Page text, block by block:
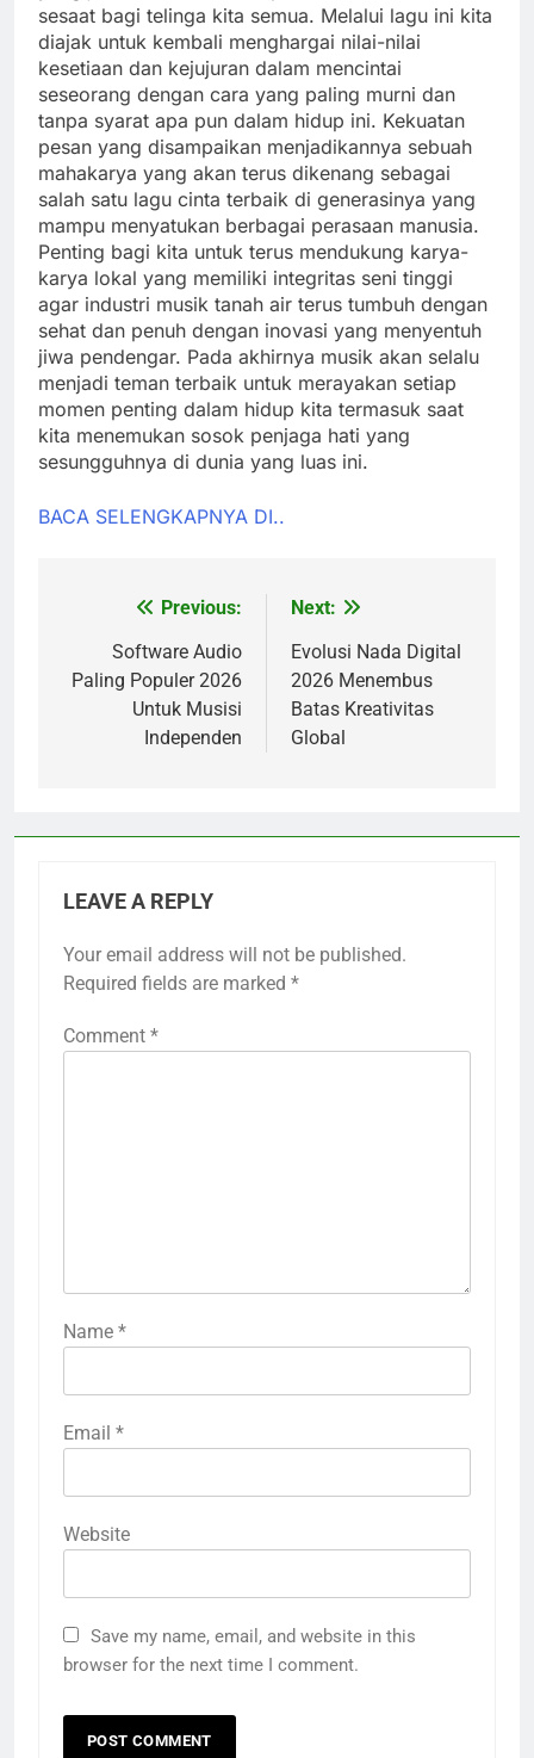
sesaat bagi telinga kita semua. Melalui lagu ini kita
diajak untuk kembali menghargai nilai-nilai
kesetiaan dan kejujuran dalam mencintai
seseorang dengan cara yang paling murni dan
tanpa syarat apa pun dalam hidup ini. Kekuatan
pesan yang disampaikan menjadikannya sebuah
mahakarya yang akan terus dikenang sebagai
salah satu lagu cinta terbaik di generasinya yang
mampu menyatukan berbagai perasaan manusia.
Penting bagi kita untuk terus mendukung karya-
karya lokal yang memiliki integritas seni tinggi
agar industri musik tanah air terus tumbuh dengan
sehat dan penuh dengan inovasi yang menyentuh
jiwa pendengar. Pada akhirnya musik akan selalu
menjadi teman terbaik untuk merayakan setiap
momen penting dalam hidup kita termasuk saat
kita menemukan sosok penjaga hati yang
sesungguhnya di dunia yang luas ini.
BACA SELENGKAPNYA DI..
navigation
Previous:
Software Audio
Paling Populer 2026
Untuk Musisi
Independen
Next:
Evolusi Nada Digital
2026 Menembus
Batas Kreativitas
Global
LEAVE A REPLY
Your email address will not be published.
Required fields are marked *
Comment *
Name *
Email *
Website
Save my name, email, and website in this
browser for the next time I comment.